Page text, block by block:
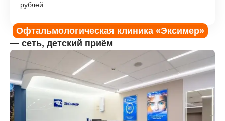
рублей
Офтальмологическая клиника «Эксимер»
— сеть, детский приём